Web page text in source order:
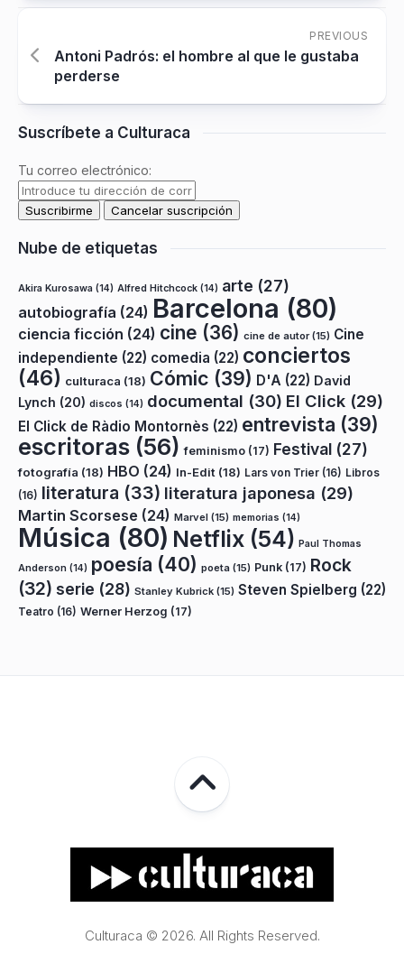
PREVIOUS
Antoni Padrós: el hombre al que le gustaba
perderse
Suscríbete a Culturaca
Tu correo electrónico:
Nube de etiquetas
Akira Kurosawa (14) Alfred Hitchcock (14) arte (27)
autobiografía (24) Barcelona (80)
ciencia ficción (24) cine (36) cine de autor(15) Cine
independiente (22) comedia (22) conciertos
(46) culturaca (18) Cómic (39) D'A (22) David
Lynch (20) discos (14) documental (30) El Click (29)
El Click de Ràdio Montornès (22) entrevista (39)
escritoras (56) feminismo (17) Festival (27)
fotografía (18) HBO (24) In-Edit (18) Lars von Trier (16) Libros
(16) literatura (33) literatura japonesa (29)
Martin Scorsese (24) Marvel (15) memorias (14)
Música (80) Netflix (54) Paul Thomas
Anderson (14) poesía (40) poeta (15) Punk (17) Rock
(32) serie (28) Stanley Kubrick (15) Steven Spielberg (22)
Teatro (16) Werner Herzog (17)
Culturaca © 2026. All Rights Reserved.